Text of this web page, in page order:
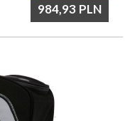
984,93 PLN